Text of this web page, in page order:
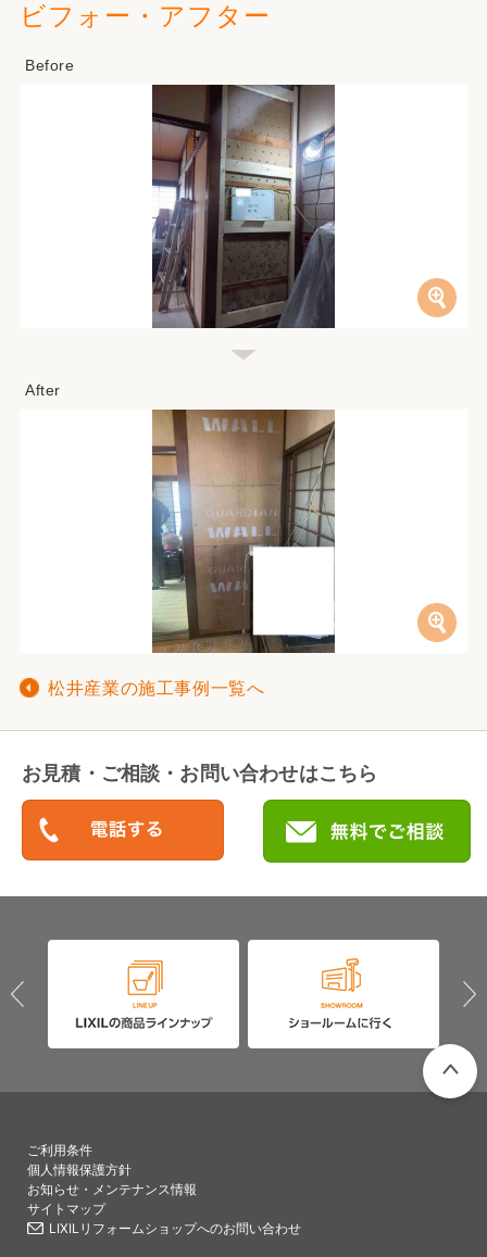
ビフォー・アフター
松井産業の施工事例一覧へ
お見積・ご相談・お問い合わせはこちら
ご利用条件
個人情報保護方針
お知らせ・メンテナンス情報
サイトマップ
LIXILリフォームショップへのお問い合わせ